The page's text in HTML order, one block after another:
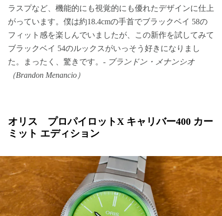
ラスプなど、機能的にも視覚的にも優れたデザインに仕上
がっています。僕は約18.4cmの手首でブラックベイ 58の
フィット感を楽しんでいましたが、この新作を試してみて
ブラックベイ 54のルックスがいっそう好きになりまし
た。まったく、驚きです。- ブランドン・メナンシオ
（Brandon Menancio）
オリス プロパイロットX キャリバー400 カー
ミット エディション